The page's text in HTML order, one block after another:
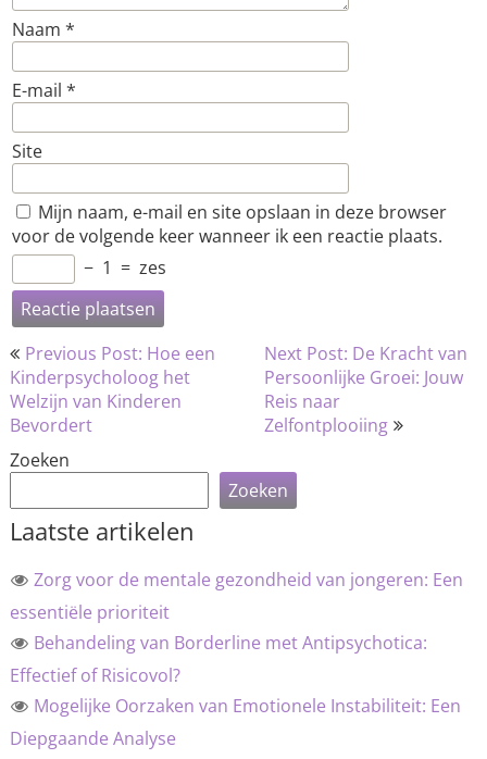
Naam *
E-mail *
Site
Mijn naam, e-mail en site opslaan in deze browser
voor de volgende keer wanneer ik een reactie plaats.
− 1 = zes
Bericht
navigatie
Previous Post: Hoe een
Kinderpsycholoog het
Welzijn van Kinderen
Bevordert
Next Post: De Kracht van
Persoonlijke Groei: Jouw
Reis naar
Zelfontplooiing
Zoeken
Zoeken
Laatste artikelen
Zorg voor de mentale gezondheid van jongeren: Een
essentiële prioriteit
Behandeling van Borderline met Antipsychotica:
Effectief of Risicovol?
Mogelijke Oorzaken van Emotionele Instabiliteit: Een
Diepgaande Analyse